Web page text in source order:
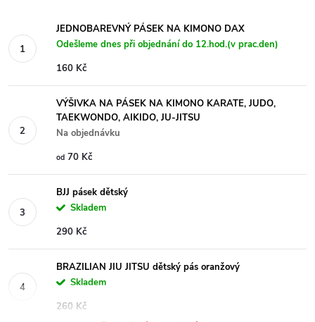
JEDNOBAREVNÝ PÁSEK NA KIMONO DAX
Odešleme dnes při objednání do 12.hod.(v prac.den)
160 Kč
VÝŠIVKA NA PÁSEK NA KIMONO KARATE, JUDO,
TAEKWONDO, AIKIDO, JU-JITSU
Na objednávku
od 70 Kč
BJJ pásek dětský
Skladem
290 Kč
BRAZILIAN JIU JITSU dětský pás oranžový
Skladem
260 Kč